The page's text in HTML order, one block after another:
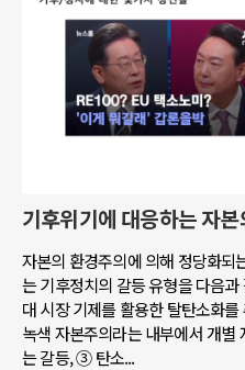
기후위기에 대응하는 자
자본의 환경주의에 의해 정당화되
는 기후정치의 갈등 유형을 다음
대 시장 기제를 활용한 탈탄소화
녹색 자본주의라는 내부에서 개별
는 갈등, ③ 탄소...